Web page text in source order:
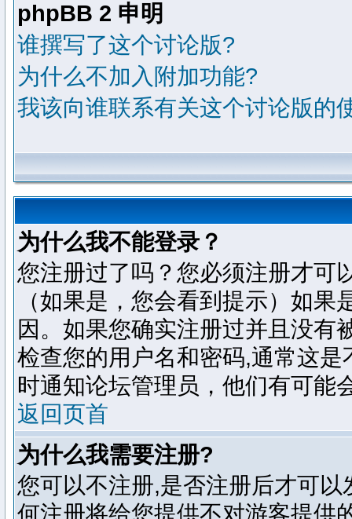
phpBB 2 申明
谁撰写了这个讨论版?
为什么不加入附加功能?
我该向谁联系有关这个讨论版的
为什么我不能登录？
您注册过了吗？您必须注册才可
（如果是，您会看到提示）如
因。如果您确实注册过并且没有
检查您的用户名和密码,通常这
时通知论坛管理员，他们有可能
返回页首
为什么我需要注册?
您可以不注册,是否注册后才可
何注册将给您提供不对游客提供